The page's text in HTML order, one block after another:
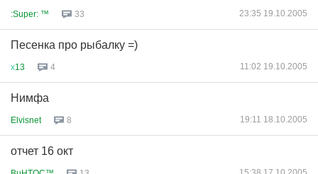
:Super: ™ 33 23:35 19.10.2005
Песенка про рыбалку =)
х13 4 11:02 19.10.2005
Нимфа
Elvisnet 8 19:11 18.10.2005
отчет 16 окт